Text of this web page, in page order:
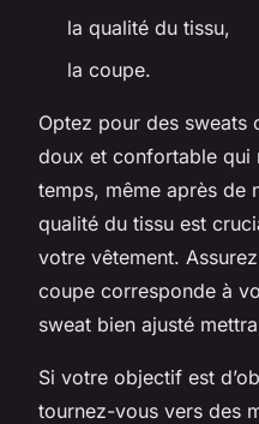
la qualité du tissu,
la coupe.
Optez pour des sweats
doux et confortable qui
temps, même après de
qualité du tissu est
votre vêtement.
coupe corresponde à
sweat bien ajusté
Si votre objectif est
tournez-vous vers des